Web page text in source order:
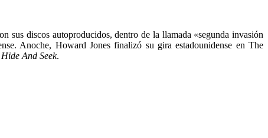
sus discos autoproducidos, dentro de la llamada «segunda invasión
Anoche, Howard Jones finalizó su gira estadounidense en The
Hide And Seek.